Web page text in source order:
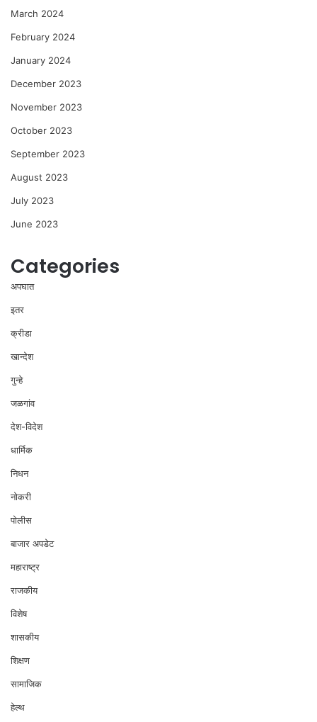
March 2024
February 2024
January 2024
December 2023
November 2023
October 2023
September 2023
August 2023
July 2023
June 2023
Categories
अपघात
इतर
क्रीडा
खान्देश
गुन्हे
जळगांव
देश-विदेश
धार्मिक
निधन
नोकरी
पोलीस
बाजार अपडेट
महाराष्ट्र
राजकीय
विशेष
शासकीय
शिक्षण
सामाजिक
हेल्थ